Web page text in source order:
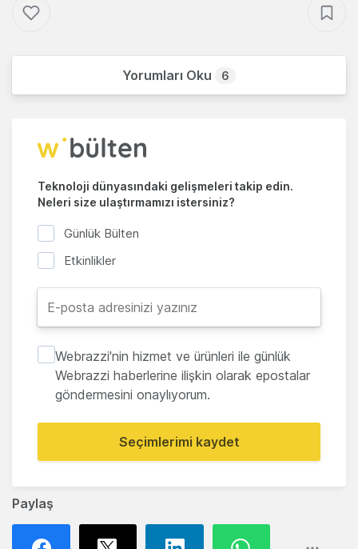
Paylaş
Yorumları Oku 6
Teknoloji dünyasındaki gelişmeleri takip edin.
Neleri size ulaştırmamızı istersiniz?
Günlük Bülten
Etkinlikler
Webrazzi'nin hizmet ve ürünleri ile günlük
Webrazzi haberlerine ilişkin olarak epostalar
göndermesini onaylıyorum.
Seçimlerimi kaydet